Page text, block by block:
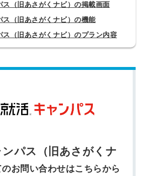
ス（旧あさがくナビ）の掲載画面
ス（旧あさがくナビ）の機能
ス（旧あさがくナビ）のプラン内容
パス（旧あさがくナ
お問い合わせはこちらから